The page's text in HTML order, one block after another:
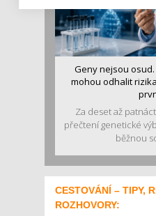
Geny nejsou
mohou odhalit
Za deset až
přečtení genetické
běžnou
CESTOVÁNÍ – TIPY,
ROZHOVORY: